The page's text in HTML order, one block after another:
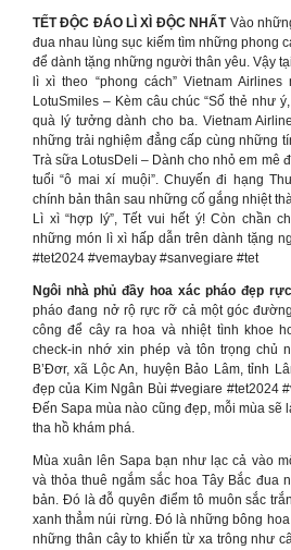
TẾT ĐỘC ĐÁO LÌ XÌ ĐỘC NHẤT Vào
đua nhau lùng sục kiếm tìm những phong
để dành tặng những người thân yêu. Vậy
lì xì theo “phong cách” Vietnam
LotuSmiles – Kèm câu chúc “Số thẻ như
quà lý tưởng dành cho ba. Vietnam
những trải nghiệm đẳng cấp cùng những
Trà sữa LotusDeli – Dành cho nhỏ em mê
tuổi “ô mai xí muội”. Chuyến đi hạng
chính bản thân sau những cố gắng nhiệt
Lì xì “hợp lý”, Tết vui hết ý! Còn chần
những món lì xì hấp dẫn trên dành tặng
#tet2024 #vemaybay #sanvegiare #tet
Ngôi nhà phủ đầy hoa xác pháo đẹp
pháo đang nở rộ rực rỡ cả một góc
công để cây ra hoa và nhiệt tình khoe
check-in nhớ xin phép và tôn trọng chủ
B’Đơr, xã Lộc An, huyện Bảo Lâm, tỉnh
đẹp của Kim Ngân Bùi #vegiare #tet2024
Đến Sapa mùa nào cũng đẹp, mỗi mùa sẽ
tha hồ khám phá.
Mùa xuân lên Sapa bạn như lạc cả vào
và thỏa thuê ngắm sắc hoa Tây Bắc đua
bản. Đó là đỗ quyên điểm tô muôn sắc
xanh thẳm núi rừng. Đó là những bông
những thân cây to khiến từ xa trông như